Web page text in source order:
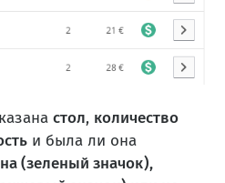
стол, количество
и была ли она
(зеленый значок),